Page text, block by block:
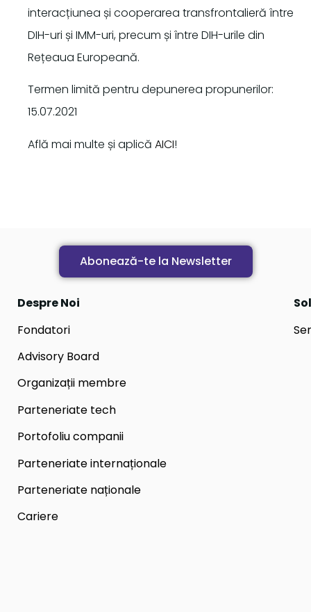
interacțiunea și cooperarea transfrontalieră între
DIH-uri și IMM-uri, precum și între DIH-urile din
Rețeaua Europeană.
Termen limită pentru depunerea propunerilor:
15.07.2021
Află mai multe și aplică AICI!
Abonează-te la Newsletter
Despre Noi
Fondatori
Advisory Board
Organizații membre
Parteneriate tech
Portofoliu companii
Parteneriate internaționale
Parteneriate naționale
Cariere